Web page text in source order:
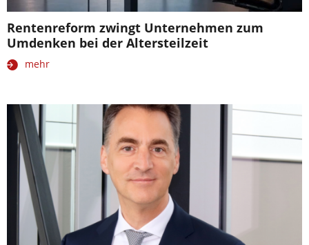
Rentenreform zwingt Unternehmen zum
Umdenken bei der Altersteilzeit
mehr